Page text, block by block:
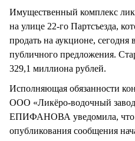
Имущественный комплекс
на улице 22-го Партсъезда,
продать на аукционе,
публичного предложения.
329,1 миллиона рублей.
Исполняющая обязанности
ООО «Ликёро-водочный
ЕПИФАНОВА уведомила, что
опубликования сообщения